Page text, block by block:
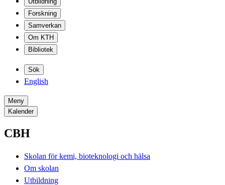
Forskning
Samverkan
Om KTH
Bibliotek
Sök
English
Meny
Kalender
CBH
Skolan för kemi, bioteknologi och hälsa
Om skolan
Utbildning